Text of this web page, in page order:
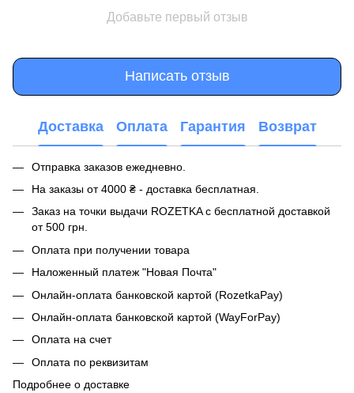
Добавьте первый отзыв
Написать отзыв
Доставка Оплата Гарантия Возврат
Отправка заказов ежедневно.
На заказы от 4000 ₴ - доставка бесплатная.
Заказ на точки выдачи ROZETKA с бесплатной доставкой
от 500 грн.
Оплата при получении товара
Наложенный платеж "Новая Почта"
Онлайн-оплата банковской картой (RozetkaPay)
Онлайн-оплата банковской картой (WayForPay)
Оплата на счет
Оплата по реквизитам
Подробнее о доставке